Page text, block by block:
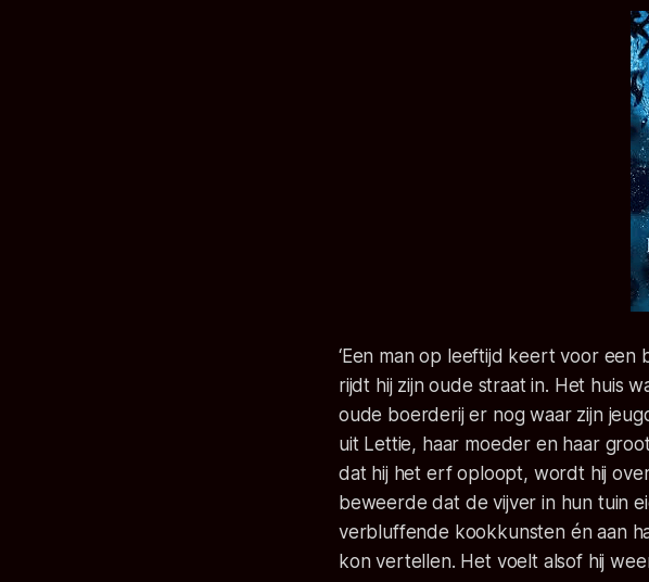
‘Een man op leeftijd keert voor
rijdt hij zijn oude straat in. Het huis
oude boerderij er nog waar zijn
uit Lettie, haar moeder en haar
dat hij het erf oploopt, wordt hij
beweerde dat de vijver in hun tuin
verbluffende kookkunsten én aan
kon vertellen. Het voelt alsof hij